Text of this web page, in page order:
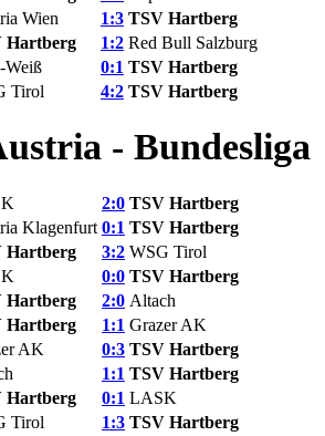
Wien 1:3 TSV Hartberg
Hartberg 1:2 Red Bull Salzburg
Weiß 0:1 TSV Hartberg
Tirol 4:2 TSV Hartberg
- Bundesliga
2:0 TSV Hartberg
Klagenfurt 0:1 TSV Hartberg
Hartberg 3:2 WSG Tirol
0:0 TSV Hartberg
Hartberg 2:0 Altach
Hartberg 1:1 Grazer AK
AK 0:3 TSV Hartberg
1:1 TSV Hartberg
Hartberg 0:1 LASK
Tirol 1:3 TSV Hartberg